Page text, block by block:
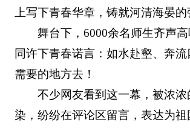
上写下青春华章，铸就河清海晏
舞台下，6000余名师生齐声
同许下青春诺言：如水赴壑、奔流
需要的地方去！
不少网友看到这一幕，被浓
染，纷纷在评论区留言，表达为